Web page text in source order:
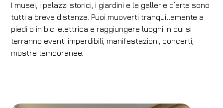
I musei, i palazzi storici, i giardini e le gallerie d’arte sono
tutti a breve distanza. Puoi muoverti tranquillamente a
piedi o in bici elettrica e raggiungere luoghi in cui si
terranno eventi imperdibili, manifestazioni, concerti,
mostre temporanee.